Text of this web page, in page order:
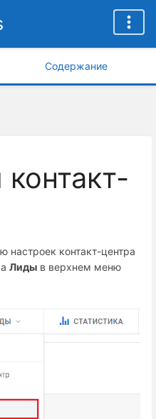
Содержание
настроек контакт-центра
Лиды в верхнем меню